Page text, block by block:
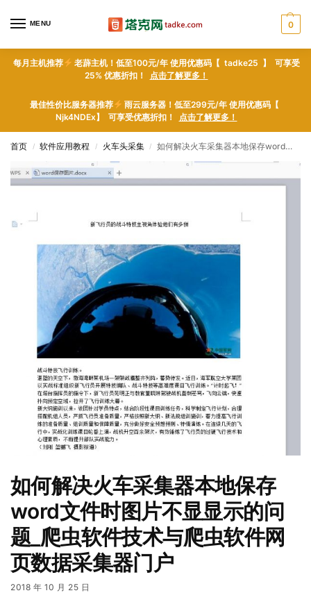
MENU 0
每月主机推荐
老薜主机！低至100元/年 使用优惠码【 tadke25 】 可享受
25% 优惠折扣！ 点击了解更多！
最佳性价比服务器推荐
雨云服务器！低至299元/年 使用优惠码【
Njk4NDEx】 可享受优惠折扣！ 点击了解更多！
首页 / 软件应用教程 / 火车头采集 / 如何解决火车采集器本地保存word文件时图片不显显示的问题_爬虫软件技术与爬虫软件网页数据采集器门户
如何解决火车采集器本地保存
word文件时图片不显显示的问
题_爬虫软件技术与爬虫软件网
页数据采集器门户
2018 年 10 月 25 日